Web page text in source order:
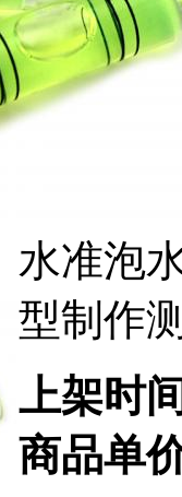
水准泡
型制作
上架时
商品单